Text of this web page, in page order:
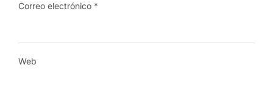
Correo electrónico *
Web